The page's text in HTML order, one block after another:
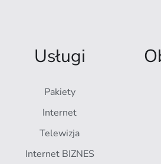
Usługi
Pakiety
Internet
Telewizja
Internet BIZNES